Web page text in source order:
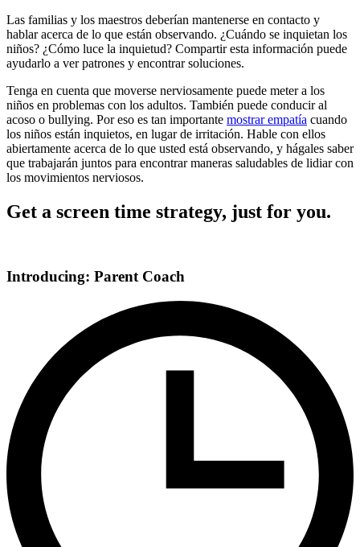
Las familias y los maestros deberían mantenerse en contacto y
hablar acerca de lo que están observando. ¿Cuándo se inquietan los
niños? ¿Cómo luce la inquietud? Compartir esta información puede
ayudarlo a ver patrones y encontrar soluciones.
Tenga en cuenta que moverse nerviosamente puede meter a los
niños en problemas con los adultos. También puede conducir al
acoso o bullying. Por eso es tan importante mostrar empatía cuando
los niños están inquietos, en lugar de irritación. Hable con ellos
abiertamente acerca de lo que usted está observando, y hágales saber
que trabajarán juntos para encontrar maneras saludables de lidiar con
los movimientos nerviosos.
Get a screen time strategy, just for you.
Introducing: Parent Coach